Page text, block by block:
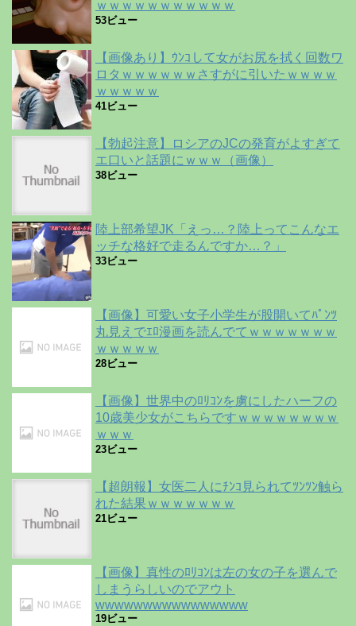
ｗｗｗｗｗｗｗｗｗｗｗ
53ビュー
【画像あり】ｳﾝｺして女がお尻を拭く回数ワ
ロタｗｗｗｗｗｗさすがに引いたｗｗｗｗ
ｗｗｗｗｗ
41ビュー
【勃起注意】ロシアのJCの発育がよすぎて
エ口いと話題にｗｗｗ（画像）
38ビュー
陸上部希望JK「えっ…？陸上ってこんなエ
ッチな格好で走るんですか…？」
33ビュー
【画像】可愛い女子小学生が股開いてﾊﾟﾝﾂ
丸見えでｴﾛ漫画を読んでてｗｗｗｗｗｗｗ
ｗｗｗｗｗ
28ビュー
【画像】世界中のﾛﾘｺﾝを虜にしたハーフの
10歳美少女がこちらですｗｗｗｗｗｗｗｗ
ｗｗｗ
23ビュー
【超朗報】女医二人にﾁﾝｺ見られてﾂﾝﾂﾝ触ら
れた結果ｗｗｗｗｗｗｗ
21ビュー
【画像】真性のﾛﾘｺﾝは左の女の子を選んで
しまうらしいのでアウト
wwwwwwwwwwwwwwww
19ビュー